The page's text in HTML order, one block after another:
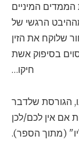
הממדים המיניים
הרגשי של
שלוקח את הזין
בסיפוק אשת
חיקו…
הגורסת שלדבר
אם אין לכם/לכן
(מתוך הספר).